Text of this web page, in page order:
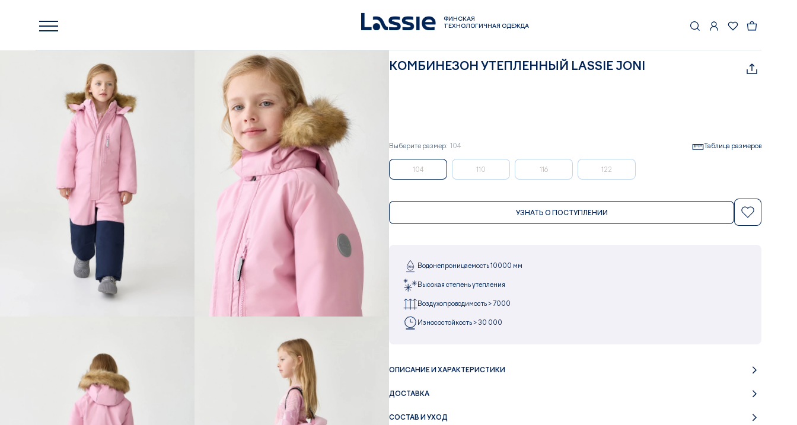
ФИНСКАЯ
ТЕХНОЛОГИЧНАЯ ОДЕЖДА
КОМБИНЕЗОН УТЕПЛЕННЫЙ LASSIE JONI
Выберите размер: 104 Таблица размеров
104 110 116 122
УЗНАТЬ О ПОСТУПЛЕНИИ
Водонепроницаемость 10000 мм
Высокая степень утепления
Воздухопроводимость > 7000
Износостойкость > 30 000
ОПИСАНИЕ И ХАРАКТЕРИСТИКИ
ДОСТАВКА
СОСТАВ И УХОД